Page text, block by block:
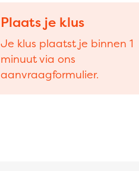
Plaats je klus
Je klus plaatst je binnen 1
minuut via ons
aanvraagformulier.